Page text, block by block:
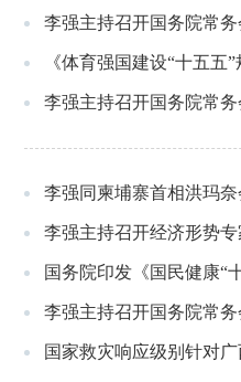
李强主持召开国务院常务会议 学习
《体育强国建设“十五五
李强主持召开国务院常务会
李强同柬埔寨首相洪玛奈
李强主持召开经济形势
国务院印发《国民健康“
李强主持召开国务院常
国家救灾响应级别针对广